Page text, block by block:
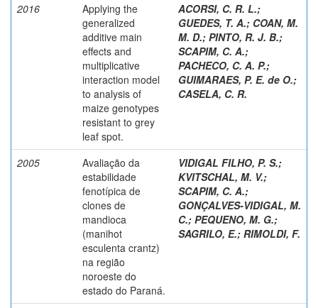
2016
Applying the
generalized
additive main
effects and
multiplicative
interaction model
to analysis of
maize genotypes
resistant to grey
leaf spot.
ACORSI, C. R. L.;
GUEDES, T. A.; COAN, M.
M. D.; PINTO, R. J. B.;
SCAPIM, C. A.;
PACHECO, C. A. P.;
GUIMARAES, P. E. de O.;
CASELA, C. R.
2005
Avaliação da
estabilidade
fenotípica de
clones de
mandioca
(manihot
esculenta crantz)
na região
noroeste do
estado do Paraná.
VIDIGAL FILHO, P. S.;
KVITSCHAL, M. V.;
SCAPIM, C. A.;
GONÇALVES-VIDIGAL, M.
C.; PEQUENO, M. G.;
SAGRILO, E.; RIMOLDI, F.